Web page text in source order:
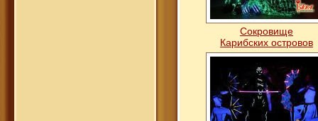
Сокровище
Карибских островов